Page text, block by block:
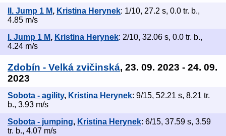
II. Jump 1 M, Kristina Herynek: 1/10, 27.2 s, 0.0 tr. b.,
4.85 m/s
I. Jump 1 M, Kristina Herynek: 2/10, 32.06 s, 0.0 tr. b.,
4.24 m/s
Zdobín - Velká zvičinská, 23. 09. 2023 - 24. 09.
2023
Sobota - agility, Kristina Herynek: 9/15, 52.21 s, 8.21 tr.
b., 3.93 m/s
Sobota - jumping, Kristina Herynek: 6/15, 37.59 s, 3.59
tr. b., 4.07 m/s